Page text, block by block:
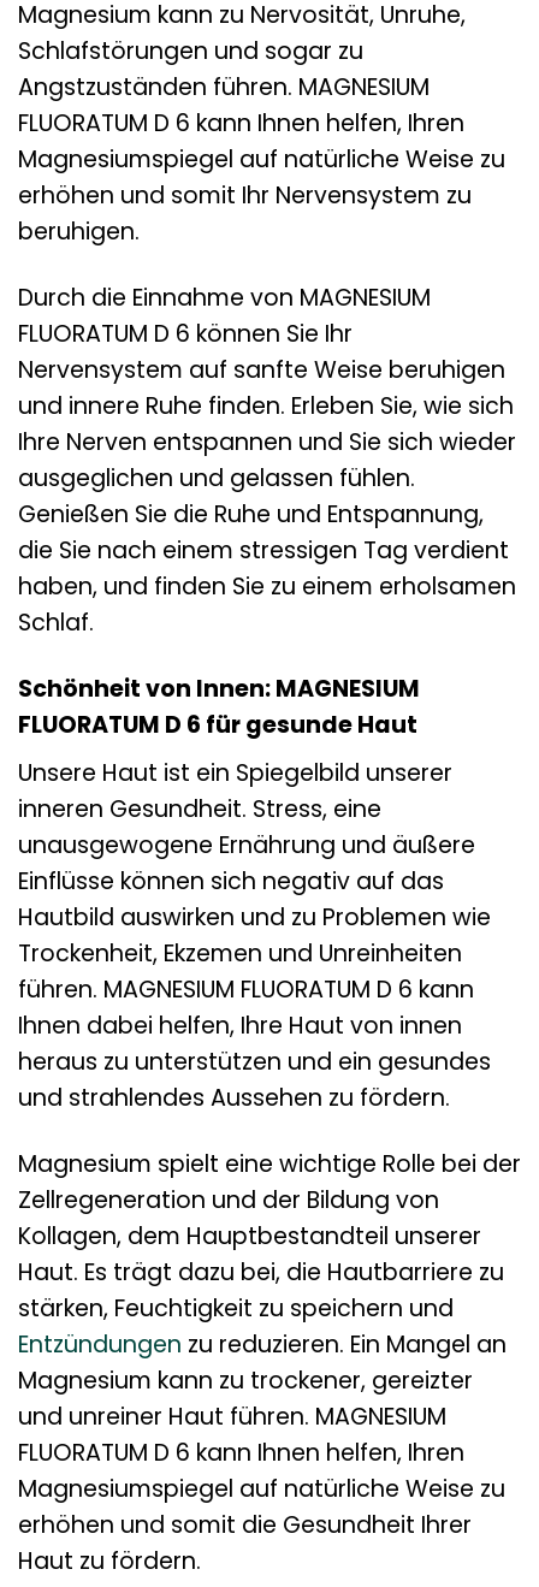
Magnesium kann zu Nervosität, Unruhe,
Schlafstörungen und sogar zu
Angstzuständen führen. MAGNESIUM
FLUORATUM D 6 kann Ihnen helfen, Ihren
Magnesiumspiegel auf natürliche Weise zu
erhöhen und somit Ihr Nervensystem zu
beruhigen.
Durch die Einnahme von MAGNESIUM
FLUORATUM D 6 können Sie Ihr
Nervensystem auf sanfte Weise beruhigen
und innere Ruhe finden. Erleben Sie, wie sich
Ihre Nerven entspannen und Sie sich wieder
ausgeglichen und gelassen fühlen.
Genießen Sie die Ruhe und Entspannung,
die Sie nach einem stressigen Tag verdient
haben, und finden Sie zu einem erholsamen
Schlaf.
Schönheit von Innen: MAGNESIUM
FLUORATUM D 6 für gesunde Haut
Unsere Haut ist ein Spiegelbild unserer
inneren Gesundheit. Stress, eine
unausgewogene Ernährung und äußere
Einflüsse können sich negativ auf das
Hautbild auswirken und zu Problemen wie
Trockenheit, Ekzemen und Unreinheiten
führen. MAGNESIUM FLUORATUM D 6 kann
Ihnen dabei helfen, Ihre Haut von innen
heraus zu unterstützen und ein gesundes
und strahlendes Aussehen zu fördern.
Magnesium spielt eine wichtige Rolle bei der
Zellregeneration und der Bildung von
Kollagen, dem Hauptbestandteil unserer
Haut. Es trägt dazu bei, die Hautbarriere zu
stärken, Feuchtigkeit zu speichern und
Entzündungen zu reduzieren. Ein Mangel an
Magnesium kann zu trockener, gereizter
und unreiner Haut führen. MAGNESIUM
FLUORATUM D 6 kann Ihnen helfen, Ihren
Magnesiumspiegel auf natürliche Weise zu
erhöhen und somit die Gesundheit Ihrer
Haut zu fördern.